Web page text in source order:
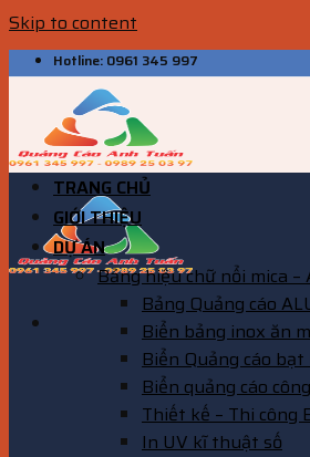
Skip to content
Hotline: 0961 345 997
TRANG CHỦ
GIỚI THIỆU
DỰ ÁN
Bảng hiệu chữ nổi mica –
Bảng Quảng cáo
Biển bảng inox ăn
Biển Quảng cáo
Biển quảng cáo
Thiết kế – Thi công
In UV kĩ thuật số